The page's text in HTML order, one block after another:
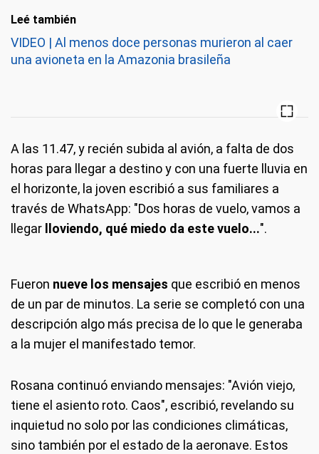
Leé también
VIDEO | Al menos doce personas murieron al caer
una avioneta en la Amazonia brasileña
A las 11.47, y recién subida al avión, a falta de dos
horas para llegar a destino y con una fuerte lluvia en
el horizonte, la joven escribió a sus familiares a
través de WhatsApp: "Dos horas de vuelo, vamos a
llegar
lloviendo, qué miedo da este vuelo...".
Fueron nueve los mensajes que escribió en menos
de un par de minutos. La serie se completó con una
descripción algo más precisa de lo que le generaba
a la mujer el manifestado temor.
Rosana continuó enviando mensajes: "Avión viejo,
tiene el asiento roto. Caos", escribió, revelando su
inquietud no solo por las condiciones climáticas,
sino también por el estado de la aeronave. Estos